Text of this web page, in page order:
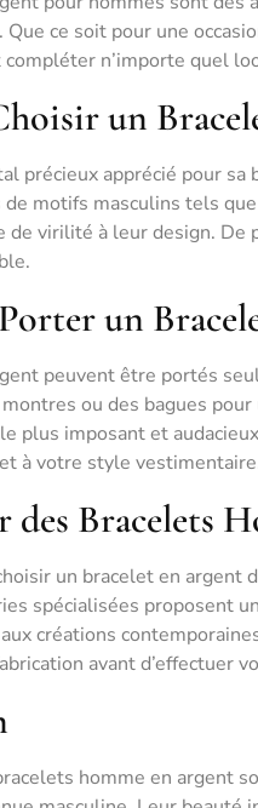
ce soit pour une
n’importe quel
un
précieux apprécié pour
motifs masculins tels
de virilité à leur design. De
un
peuvent être portés
ou des bagues
plus imposant et
à votre style
des Bracelets
un bracelet en argent
spécialisées proposent
créations
avant d’effectuer
homme en argent